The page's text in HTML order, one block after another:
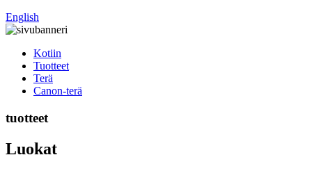
English
Kotiin
Tuotteet
Terä
Canon-terä
tuotteet
Luokat